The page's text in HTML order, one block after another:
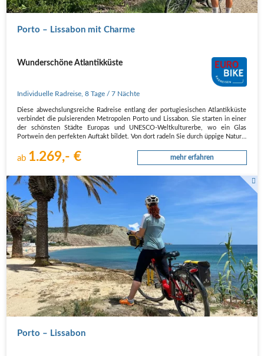
Porto – Lissabon mit Charme
Wunderschöne Atlantikküste
Individuelle Radreise ,8 Tage / 7 Nächte
Diese abwechslungsreiche Radreise entlang der portugiesischen Atlantikküste
verbindet die pulsierenden Metropolen Porto und Lissabon. Sie starten in einer
der schönsten Städte Europas und UNESCO-Weltkulturerbe, wo ein Glas
Portwein den perfekten Auftakt bildet. Von dort radeln Sie durch üppige Natur…
ab 1.269,- € mehr erfahren
Radfahrerin beim Lesen der Reiseunterlagen an einem schönen Strand mit
Palmen
Porto – Lissabon